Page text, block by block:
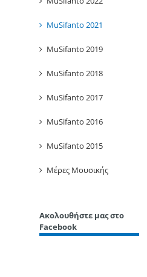
MuSifanto 2021
MuSifanto 2019
MuSifanto 2018
MuSifanto 2017
MuSifanto 2016
MuSifanto 2015
Μέρες Μουσικής
Ακολουθήστε μας στο
Facebook